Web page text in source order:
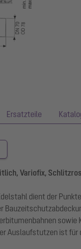
Ersatzteile
Variofix,
dient der
Auslaufstutzen ist